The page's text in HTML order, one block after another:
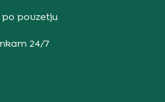
po povzetju
24/7